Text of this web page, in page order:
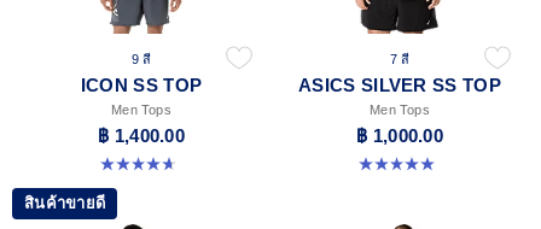
9 สี
ICON SS TOP
Men Tops
฿ 1,400.00
4.7 จาก 5 ดาว 33 รีวิว
7 สี
ASICS SILVER SS TOP
Men Tops
฿ 1,000.00
5.0 จาก 5 ดาว 3 รีวิว
สินค้าขายดี